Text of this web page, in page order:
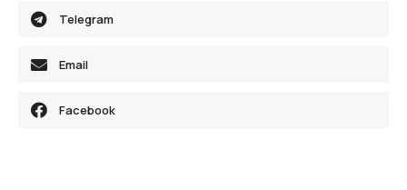
Telegram
Email
Facebook